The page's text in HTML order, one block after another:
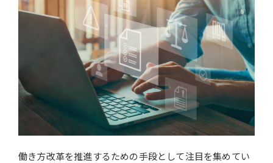
働き方改革を推進するための手段として注目を集めてい